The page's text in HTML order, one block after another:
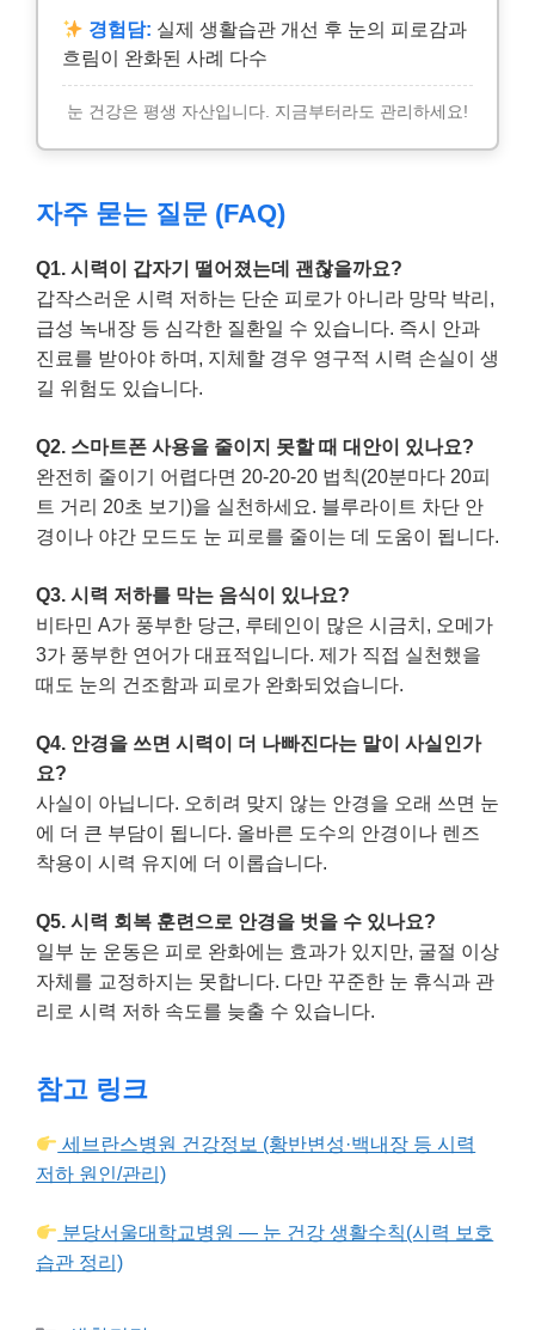
경험담: 실제 생활습관 개선 후 눈의 피로감과
흐림이 완화된 사례 다수
눈 건강은 평생 자산입니다. 지금부터라도 관리하세요!
자주 묻는 질문 (FAQ)
Q1. 시력이 갑자기 떨어졌는데 괜찮을까요?
갑작스러운 시력 저하는 단순 피로가 아니라 망막 박리,
급성 녹내장 등 심각한 질환일 수 있습니다. 즉시 안과
진료를 받아야 하며, 지체할 경우 영구적 시력 손실이 생
길 위험도 있습니다.
Q2. 스마트폰 사용을 줄이지 못할 때 대안이 있나요?
완전히 줄이기 어렵다면 20-20-20 법칙(20분마다 20피
트 거리 20초 보기)을 실천하세요. 블루라이트 차단 안
경이나 야간 모드도 눈 피로를 줄이는 데 도움이 됩니다.
Q3. 시력 저하를 막는 음식이 있나요?
비타민 A가 풍부한 당근, 루테인이 많은 시금치, 오메가
3가 풍부한 연어가 대표적입니다. 제가 직접 실천했을
때도 눈의 건조함과 피로가 완화되었습니다.
Q4. 안경을 쓰면 시력이 더 나빠진다는 말이 사실인가
요?
사실이 아닙니다. 오히려 맞지 않는 안경을 오래 쓰면 눈
에 더 큰 부담이 됩니다. 올바른 도수의 안경이나 렌즈
착용이 시력 유지에 더 이롭습니다.
Q5. 시력 회복 훈련으로 안경을 벗을 수 있나요?
일부 눈 운동은 피로 완화에는 효과가 있지만, 굴절 이상
자체를 교정하지는 못합니다. 다만 꾸준한 눈 휴식과 관
리로 시력 저하 속도를 늦출 수 있습니다.
참고 링크
세브란스병원 건강정보 (황반변성·백내장 등 시력
저하 원인/관리)
분당서울대학교병원 — 눈 건강 생활수칙(시력 보호
습관 정리)